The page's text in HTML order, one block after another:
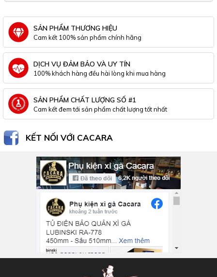
SẢN PHẨM THƯƠNG HIỆU
Cam kết 100% sản phẩm chính hãng
DỊCH VỤ ĐẢM BẢO VÀ UY TÍN
100% khách hàng đều hài lòng khi mua hàng
SẢN PHẨM CHẤT LƯỢNG SỐ #1
Cam kết đem tới sản phẩm chất lượng tốt nhất
KẾT NỐI VỚI CACARA